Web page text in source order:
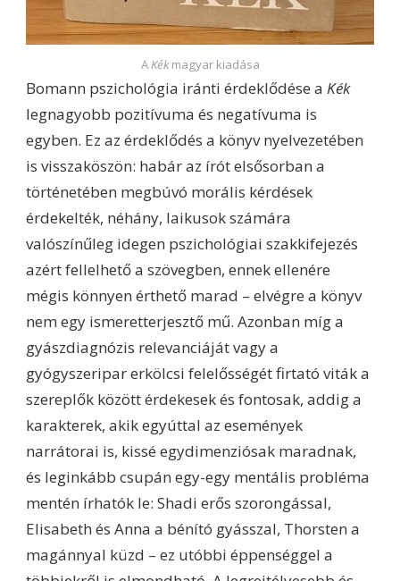
AKékmagyar kiadása
Bomann pszichológia iránti érdeklődése a Kék
legnagyobb pozitívuma és negatívuma is
egyben. Ez az érdeklődés a könyv nyelvezetében
is visszaköszön: habár az írót elsősorban a
történetében megbúvó morális kérdések
érdekelték, néhány, laikusok számára
valószínűleg idegen pszichológiai szakkifejezés
azért fellelhető a szövegben, ennek ellenére
mégis könnyen érthető marad – elvégre a könyv
nem egy ismeretterjesztő mű. Azonban míg a
gyászdiagnózis relevanciáját vagy a
gyógyszeripar erkölcsi felelősségét firtató viták a
szereplők között érdekesek és fontosak, addig a
karakterek, akik egyúttal az események
narrátorai is, kissé egydimenziósak maradnak,
és leginkább csupán egy-egy mentális probléma
mentén írhatók le: Shadi erős szorongással,
Elisabeth és Anna a bénító gyásszal, Thorsten a
magánnyal küzd – ez utóbbi éppenséggel a